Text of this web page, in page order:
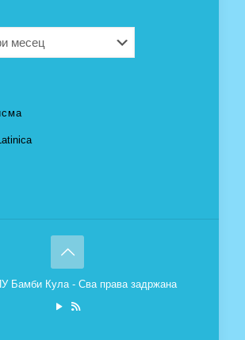
Бамби Кула - Сва права задржана